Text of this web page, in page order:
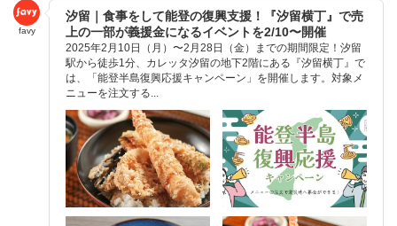
favy
汐留｜食事をして能登の復興支援！『汐留横丁』で売
上の一部が義援金になるイベントを2/10〜開催
2025年2月10日（月）〜2月28日（金）までの期間限定！汐留
駅から徒歩1分、カレッタ汐留の地下2階にある『汐留横丁』で
は、「能登半島復興応援キャンペーン」を開催します。対象メ
ニューを注文する...